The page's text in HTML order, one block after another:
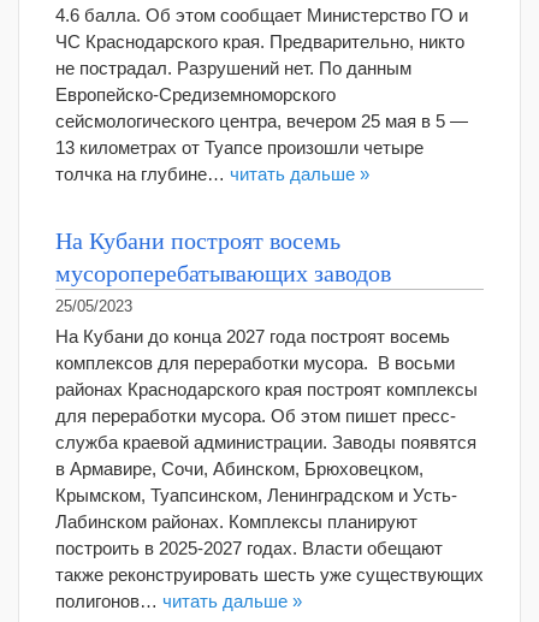
4.6 балла. Об этом сообщает Министерство ГО и
ЧС Краснодарского края. Предварительно, никто
не пострадал. Разрушений нет. По данным
Европейско-Средиземноморского
сейсмологического центра, вечером 25 мая в 5 —
13 километрах от Туапсе произошли четыре
толчка на глубине… читать дальше »
На Кубани построят восемь
мусороперебатывающих заводов
25/05/2023
На Кубани до конца 2027 года построят восемь
комплексов для переработки мусора. В восьми
районах Краснодарского края построят комплексы
для переработки мусора. Об этом пишет пресс-
служба краевой администрации. Заводы появятся
в Армавире, Сочи, Абинском, Брюховецком,
Крымском, Туапсинском, Ленинградском и Усть-
Лабинском районах. Комплексы планируют
построить в 2025-2027 годах. Власти обещают
также реконструировать шесть уже существующих
полигонов… читать дальше »